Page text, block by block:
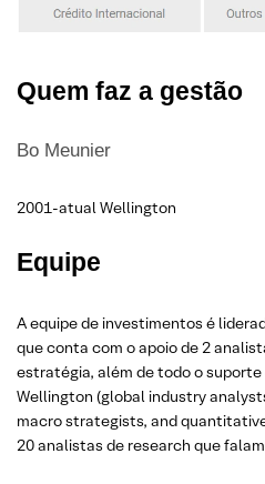
Quem faz a gestão
Bo Meunier
2001-atual Wellington
Equipe
A equipe de investimentos é
que conta com o apoio de 2
estratégia, além de todo o suporte
Wellington (global industry
macro strategists, and
20 analistas de research que